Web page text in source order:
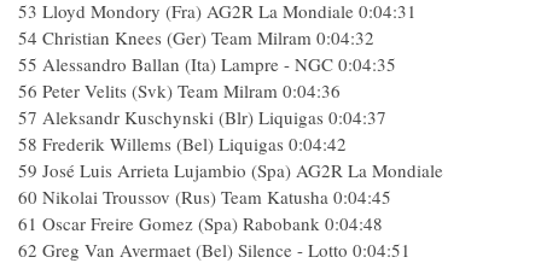
53 Lloyd Mondory (Fra) AG2R La Mondiale 0:04:31
54 Christian Knees (Ger) Team Milram 0:04:32
55 Alessandro Ballan (Ita) Lampre - NGC 0:04:35
56 Peter Velits (Svk) Team Milram 0:04:36
57 Aleksandr Kuschynski (Blr) Liquigas 0:04:37
58 Frederik Willems (Bel) Liquigas 0:04:42
59 José Luis Arrieta Lujambio (Spa) AG2R La Mondiale
60 Nikolai Troussov (Rus) Team Katusha 0:04:45
61 Oscar Freire Gomez (Spa) Rabobank 0:04:48
62 Greg Van Avermaet (Bel) Silence - Lotto 0:04:51